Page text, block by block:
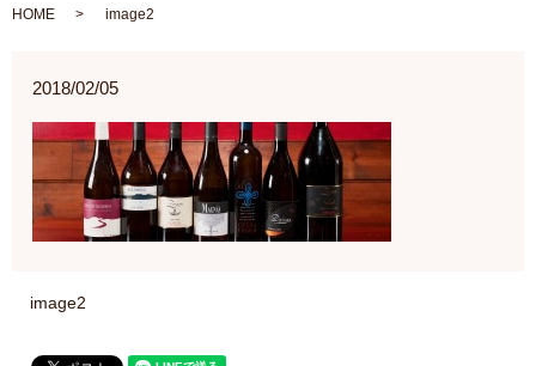
HOME image2
2018/02/05
image2